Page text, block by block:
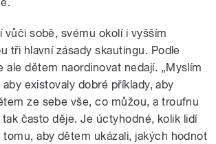
vůči sobě, svému okolí i vyšším
tři hlavní zásady skautingu. Podle
ale dětem naordinovat nedají. „Myslím
existovaly dobré příklady, aby
ze sebe vše, co můžou, a troufnu
často děje. Je úctyhodné, kolik lidí
aby dětem ukázali, jakých hodnot